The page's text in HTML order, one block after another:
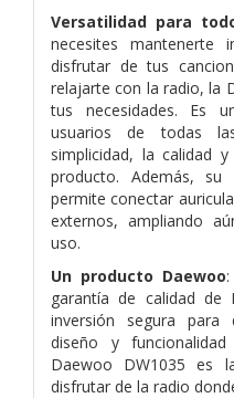
Versatilidad para
necesites mantenerte
disfrutar de tus
relajarte con la radio, la
tus necesidades. Es
usuarios de todas
simplicidad, la calidad
producto. Además,
permite conectar
externos, ampliando
uso.
Un producto Daewoo
garantía de calidad de
inversión segura para
diseño y
Daewoo DW1035 es
disfrutar de la radio